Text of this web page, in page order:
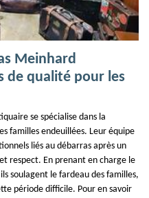
Meinhard
de qualité pour les
se spécialise dans la
familles endeuillées. Leur équipe
liés au débarras après un
respect. En prenant en charge le
soulagent le fardeau des familles,
période difficile. Pour en savoir